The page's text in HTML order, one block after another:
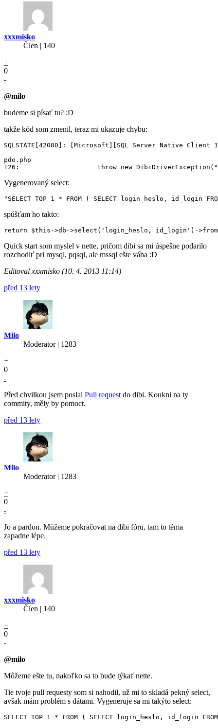
xxxmisko
Člen | 140
+
0
-
@milo
budeme si písať tu? :D
takže kód som zmenil, teraz mi ukazuje chybu:
SQLSTATE[42000]: [Microsoft][SQL Server Native
pdo.php
Vygenerovaný select:
spúšťam ho takto:
Quick start som myslel v nette, pričom dibi sa mi úspešne podarilo
rozchodiť pri mysql, pqsql, ale mssql ešte váha :D
Editoval xxxmisko (10. 4. 2013 11:14)
před 13 lety
Milo
Moderator | 1283
+
0
-
Před chvilkou jsem poslal Pull request do dibi. Koukni na ty
commity, měly by pomoct.
před 13 lety
Milo
Moderator | 1283
+
0
-
Jo a pardon. Můžeme pokračovat na dibi fóru, tam to téma
zapadne lépe.
před 13 lety
xxxmisko
Člen | 140
+
0
-
@milo
Môžeme ešte tu, nakoľko sa to bude týkať nette.
Tie tvoje pull requesty som si nahodil, už mi to skladá pekný select,
avšak mám problém s dátami. Vygeneruje sa mi takýto select: